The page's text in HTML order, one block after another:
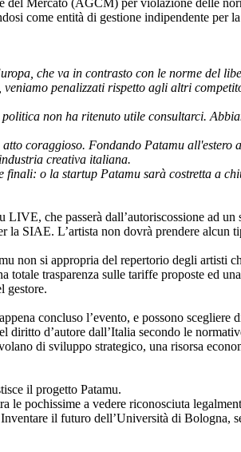
del Mercato (AGCM) per violazione delle
come entità di gestione indipendente
che va in contrasto con le norme del
penalizzati rispetto agli altri
non ha ritenuto utile consultarci.
coraggioso. Fondando Patamu
creativa italiana.
finali: o la startup Patamu sarà costretta a
che passerà dall’autoriscossione ad
la SIAE. L’artista non dovrà prendere
non si appropria del repertorio degli artisti
totale trasparenza sulle tariffe proposte ed
gestore.
concluso l’evento, e possono
diritto d’autore dall’Italia secondo le
di sviluppo strategico, una risorsa
il progetto Patamu.
le pochissime a vedere riconosciuta
il futuro dell’Università di Bologna,